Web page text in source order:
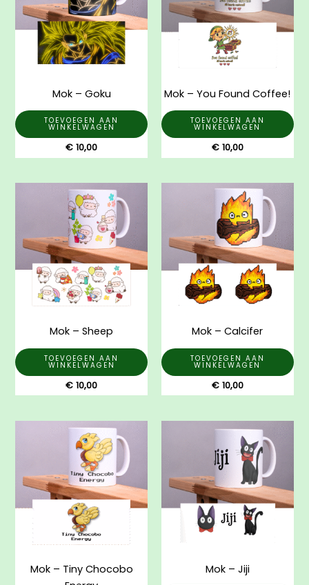
Mok – Goku
TOEVOEGEN AAN
WINKELWAGEN
€ 10,00
Mok – You Found Coffee!
TOEVOEGEN AAN
WINKELWAGEN
€10,00
Mok – Sheep
TOEVOEGEN AAN
WINKELWAGEN
€ 10,00
Mok – Calcifer
TOEVOEGEN AAN
WINKELWAGEN
€10,00
Mok – Tiny Chocobo
Mok – Jiji